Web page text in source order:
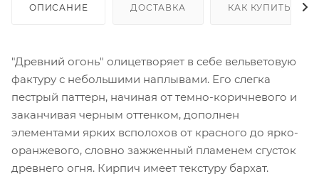
ОПИСАНИЕ ДОСТАВКА КАК КУПИТЬ
"Древний огонь" олицетворяет в себе вельветовую
фактуру с небольшими наплывами. Его слегка
пестрый паттерн, начиная от темно-коричневого и
заканчивая черным оттенком, дополнен
элементами ярких всполохов от красного до ярко-
оранжевого, словно зажженный пламенем сгусток
древнего огня. Кирпич имеет текстуру бархат.